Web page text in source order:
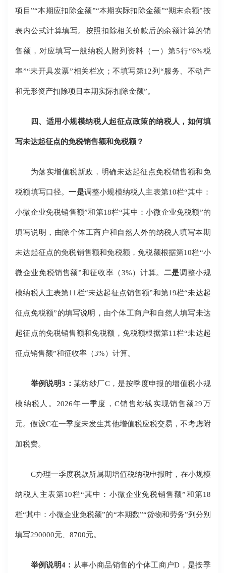
项目”“本期应扣除金额”“本期实际扣除金额”“期末余额”按
表内公式计算填写。按照扣除相关价款后的余额计算的销
售额，对应填写一般纳税人附列资料（一）第5行“6%税
率”“未开具发票”相关栏次；不填写第12列“服务、不动产
和无形资产扣除项目本期实际扣除金额”。
四、适用小规模纳税人起征点政策的纳税人，如何填
写未达起征点的免税销售额和免税额？
为落实增值税新政，明确未达起征点免税销售额和免
税额填写口径。一是调整小规模纳税人主表第10栏“其中：
小微企业免税销售额”和第18栏“其中：小微企业免税额”的
填写说明，由除个体工商户和自然人外的纳税人填写本期
未达起征点的免税销售额和免税额，免税额根据第10栏“小
微企业免税销售额”和征收率（3%）计算。 二是调整小规
模纳税人主表第11栏“未达起征点销售额”和第19栏“未达起
征点免税额”的填写说明，由个体工商户和自然人填写未达
起征点的免税销售额和免税额，免税额根据第11栏“未达起
征点销售额”和征收率（3%）计算。
举例说明3： 某纺纱厂C，是按季度申报的增值税小规
模纳税人。2026年一季度，C销售纱线实现销售额29万
元。假设C在一季度未发生其他增值税应税交易，不考虑附
加税费。
C办理一季度税款所属期增值税纳税申报时，在小规模
纳税人主表第10栏“其中：小微企业免税销售额”和第18
栏“其中：小微企业免税额”的“本期数”“货物和劳务”列分别
填写290000元、8700元。
举例说明4： 从事小商品销售的个体工商户D，是按季